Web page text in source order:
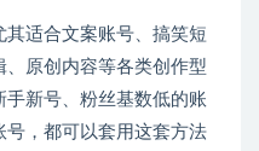
适合文案账号、搞笑短
原创内容等各类创作型
新号、粉丝基数低的账
，都可以套用这套方法